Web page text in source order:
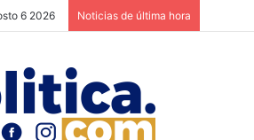
6 2026 Noticias de última hora